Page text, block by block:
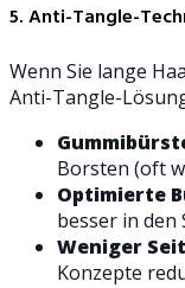
5. Anti-Tangle-
Wenn Sie lange
Anti-Tangle-
Borsten (oft
Optimierte
besser in den
Weniger
Konzepte